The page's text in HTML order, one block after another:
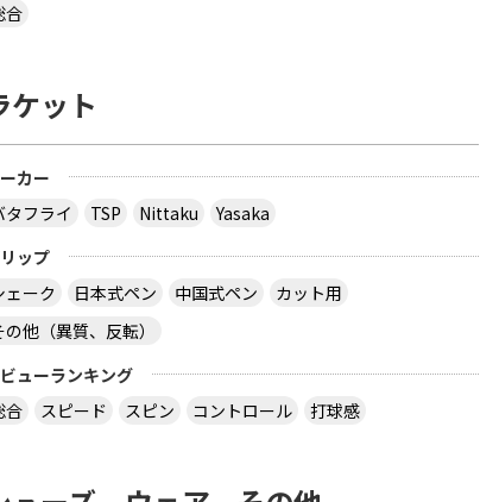
合
ケット
カー
タフライ
TSP Nittaku
Yasaka
ップ
ェーク
日本式ペン 中国式ペン
カット用
の他（異質、反転）
ューランキング
合
スピード スピン コントロール 打球感